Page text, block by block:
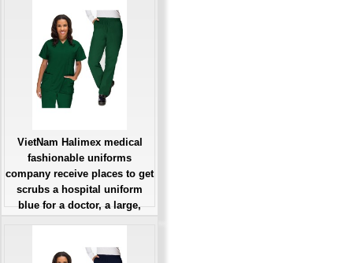
Đặt hàng
VietNam Halimex medical
fashionable uniforms
company receive places to get
scrubs a hospital uniform
blue for a doctor, a large,
Đặt hàng